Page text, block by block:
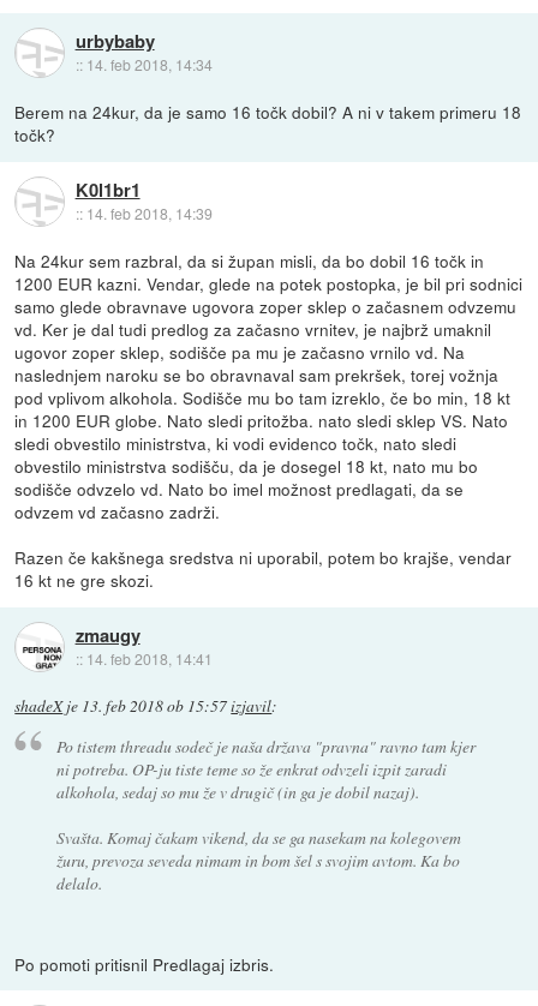
urbybaby
:: 14. feb 2018, 14:34
Berem na 24kur, da je samo 16 točk dobil? A ni v takem primeru 18
točk?
K0l1br1
:: 14. feb 2018, 14:39
Na 24kur sem razbral, da si župan misli, da bo dobil 16 točk in
1200 EUR kazni. Vendar, glede na potek postopka, je bil pri sodnici
samo glede obravnave ugovora zoper sklep o začasnem odvzemu
vd. Ker je dal tudi predlog za začasno vrnitev, je najbrž umaknil
ugovor zoper sklep, sodišče pa mu je začasno vrnilo vd. Na
naslednjem naroku se bo obravnaval sam prekršek, torej vožnja
pod vplivom alkohola. Sodišče mu bo tam izreklo, če bo min, 18 kt
in 1200 EUR globe. Nato sledi pritožba. nato sledi sklep VS. Nato
sledi obvestilo ministrstva, ki vodi evidenco točk, nato sledi
obvestilo ministrstva sodišču, da je dosegel 18 kt, nato mu bo
sodišče odvzelo vd. Nato bo imel možnost predlagati, da se
odvzem vd začasno zadrži.
Razen če kakšnega sredstva ni uporabil, potem bo krajše, vendar
16 kt ne gre skozi.
zmaugy
:: 14. feb 2018, 14:41
shadeXje 13. feb 2018 ob 15:57izjavil:
Po tistem threadu sodeč je naša država "pravna" ravno tam kjer
ni potreba. OP-ju tiste teme so že enkrat odvzeli izpit zaradi
alkohola, sedaj so mu že v drugič (in ga je dobil nazaj).
Svašta. Komaj čakam vikend, da se ga nasekam na kolegovem
žuru, prevoza seveda nimam in bom šel s svojim avtom. Ka bo
delalo.
Po pomoti pritisnil Predlagaj izbris.